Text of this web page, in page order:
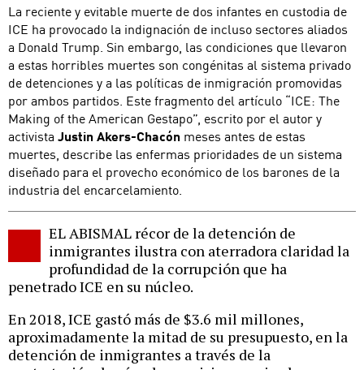
La reciente y evitable muerte de dos infantes en custodia de
ICE ha provocado la indignación de incluso sectores aliados
a Donald Trump. Sin embargo, las condiciones que llevaron
a estas horribles muertes son congénitas al sistema privado
de detenciones y a las políticas de inmigración promovidas
por ambos partidos. Este fragmento del artículo “ICE: The
Making of the American Gestapo”, escrito por el autor y
activista Justin Akers-Chacón meses antes de estas
muertes, describe las enfermas prioridades de un sistema
diseñado para el provecho económico de los barones de la
industria del encarcelamiento.
EL ABISMAL récor de la detención de
inmigrantes ilustra con aterradora claridad la
profundidad de la corrupción que ha
penetrado ICE en su núcleo.
En 2018, ICE gastó más de $3.6 mil millones,
aproximadamente la mitad de su presupuesto, en la
detención de inmigrantes a través de la